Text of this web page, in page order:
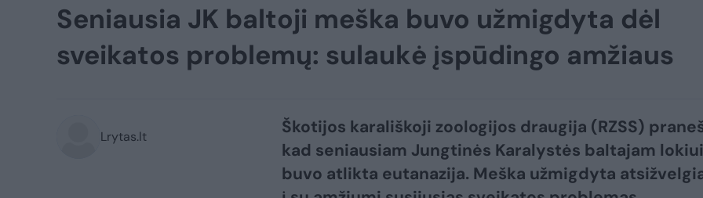
Seniausia JK baltoji meška buvo užmigdyta dėl
sveikatos problemų: sulaukė įspūdingo amžiaus
Lrytas.lt
Škotijos karališkoji zoologijos draugija (RZSS)
kad seniausiam Jungtinės Karalystės baltajam lokiui
buvo atlikta eutanazija. Meška užmigdyta